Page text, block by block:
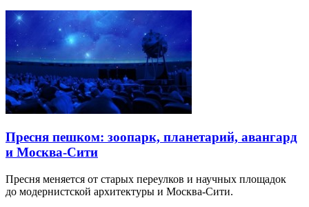
Пресня пешком: зоопарк, планетарий, авангард
и Москва-Сити
Пресня меняется от старых переулков и научных площадок
до модернистской архитектуры и Москва-Сити.